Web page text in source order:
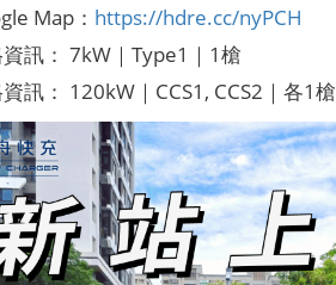
Map： https://hdre.cc/nyPCH
訊： 7kW｜Type1｜1槍
訊： 120kW｜CCS1, CCS2｜各1槍